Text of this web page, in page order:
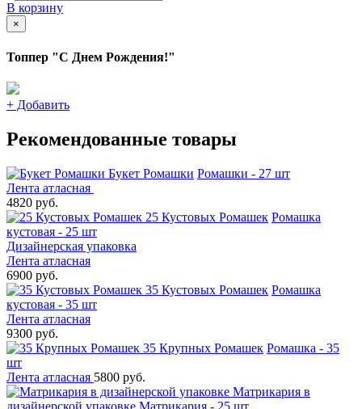
В корзину
×
Топпер "С Днем Рождения!"
+ Добавить
Рекомендованные товары
Букет Ромашки Ромашки - 27 шт
Лента атласная
4820 руб.
25 Кустовых Ромашек Ромашка
кустовая - 25 шт
Дизайнерская упаковка
Лента атласная
6900 руб.
35 Кустовых Ромашек Ромашка
кустовая - 35 шт
Лента атласная
9300 руб.
35 Крупных Ромашек Ромашка - 35
шт
Лента атласная 5800 руб.
Матрикария в
дизайнерской упаковке Матрикария - 25 шт